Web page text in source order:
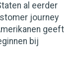
al eerder
journey
geeft
bij